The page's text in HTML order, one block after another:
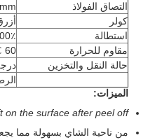
التصاق الفولاذ
كولر
استطالة
مقاوم للحرارة
60 ℃ (140 ℉)
حالة النقل والتخزين
درجة الحرارة
الرطوبة
الميزات:
on the surface after peel off.
من ناحية الشاي بسهولة مما